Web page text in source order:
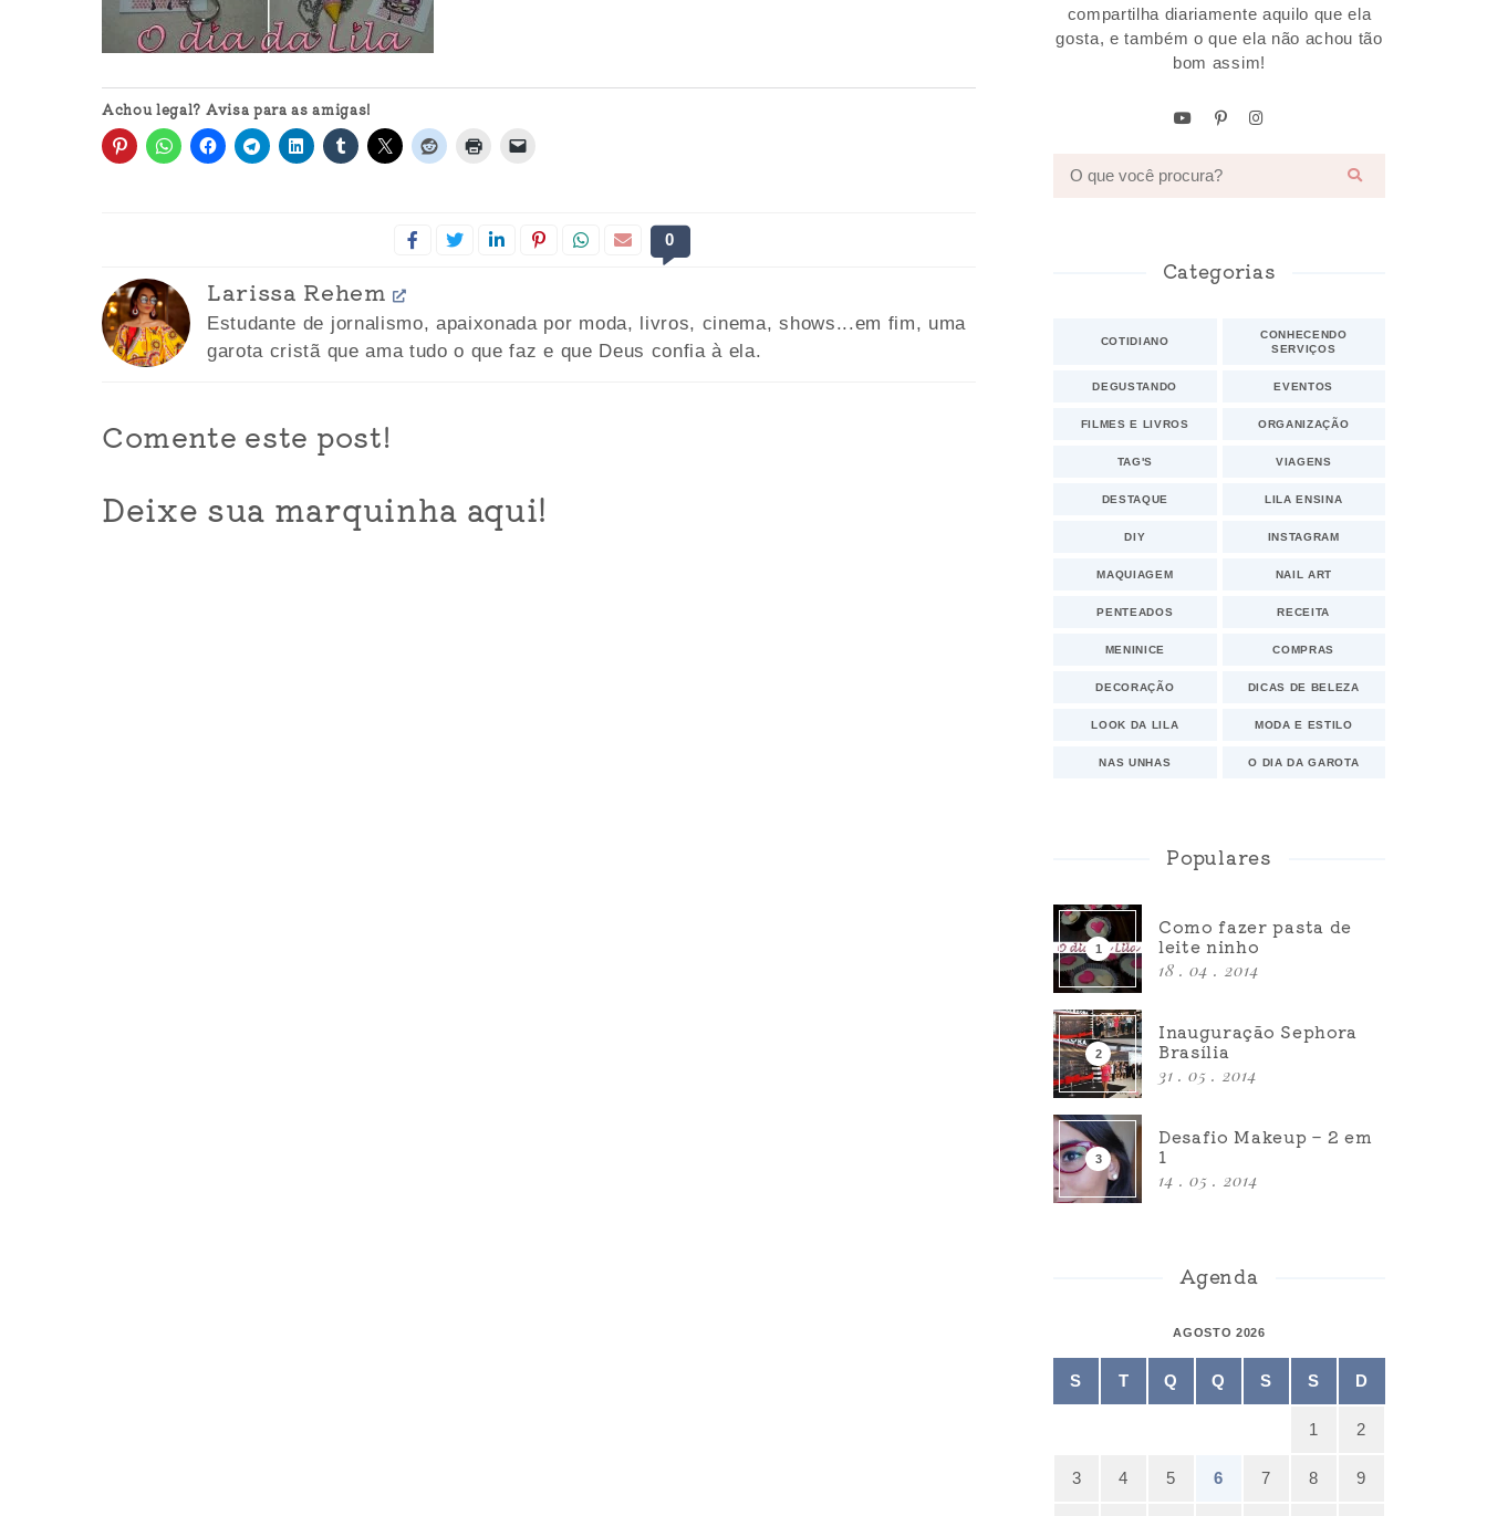
Achou legal? Avisa para as amigas!
0
Larissa Rehem
Estudante de jornalismo, apaixonada por moda, livros, cinema, shows...em fim, uma
garota cristã que ama tudo o que faz e que Deus confia à ela.
Comente este post!
Deixe sua marquinha aqui!
compartilha diariamente aquilo que ela
gosta, e também o que ela não achou tão
bom assim!
Categorias
COTIDIANO
CONHECENDO
SERVIÇOS
DEGUSTANDO EVENTOS
FILMES E LIVROS ORGANIZAÇÃO
TAG'S VIAGENS
DESTAQUE LILA ENSINA
DIY INSTAGRAM
MAQUIAGEM NAIL ART
PENTEADOS RECEITA
MENINICE COMPRAS
DECORAÇÃO DICAS DE BELEZA
LOOK DA LILA MODA E ESTILO
NAS UNHAS O DIA DA GAROTA
Populares
Como fazer pasta de
leite ninho
18 . 04 . 2014
Inauguração Sephora
Brasília
31 . 05 . 2014
Desafio Makeup – 2 em
1
14 . 05 . 2014
Agenda
AGOSTO 2026
S T Q Q S S D
1 2
3 4 5 6 7 8 9